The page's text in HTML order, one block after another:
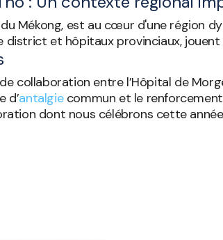
Mékong, est au cœur d'une région
district et hôpitaux provinciaux,
collaboration entre l’Hôpital de
d’antalgiecommun et le
dont nous célébrons cette